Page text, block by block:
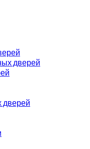
дверей
дверей